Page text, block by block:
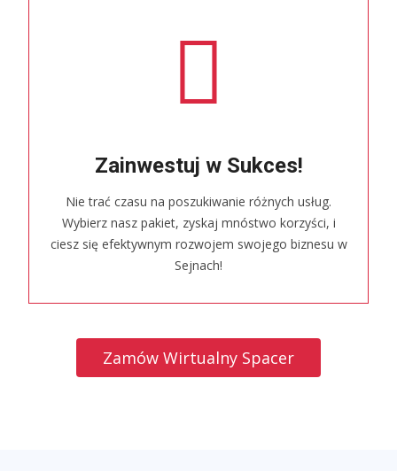
Zainwestuj w Sukces!
Nie trać czasu na poszukiwanie różnych usług.
Wybierz nasz pakiet, zyskaj mnóstwo korzyści, i
ciesz się efektywnym rozwojem swojego biznesu w
Sejnach!
Zamów Wirtualny Spacer